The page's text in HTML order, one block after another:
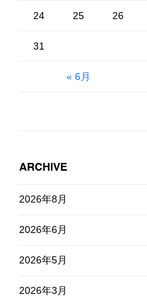
« 6月
24 25 26
31
ARCHIVE
2026年8月
2026年6月
2026年5月
2026年3月